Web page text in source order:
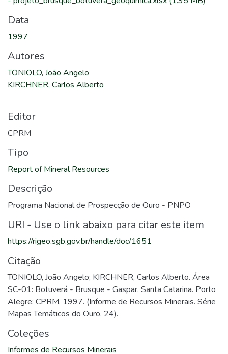
Data
1997
Autores
TONIOLO, João Angelo
KIRCHNER, Carlos Alberto
Editor
CPRM
Tipo
Report of Mineral Resources
Descrição
Programa Nacional de Prospecção de Ouro - PNPO
URI - Use o link abaixo para citar este item
https://rigeo.sgb.gov.br/handle/doc/1651
Citação
TONIOLO, João Angelo; KIRCHNER, Carlos Alberto. Área
SC-01: Botuverá - Brusque - Gaspar, Santa Catarina. Porto
Alegre: CPRM, 1997. (Informe de Recursos Minerais. Série
Mapas Temáticos do Ouro, 24).
Coleções
Informes de Recursos Minerais